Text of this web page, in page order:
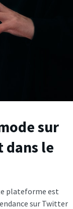
sur
dans le
plateforme est
sur Twitter